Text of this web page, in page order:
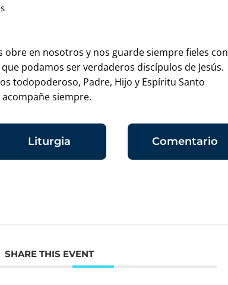
obre en nosotros y nos guarde siempre fieles con
podamos ser verdaderos discípulos de Jesús.
todopoderoso, Padre, Hijo y Espíritu Santo
siempre.
Liturgia Comentario
SHARE THIS EVENT